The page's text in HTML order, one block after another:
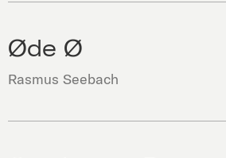
Øde Ø
Rasmus Seebach